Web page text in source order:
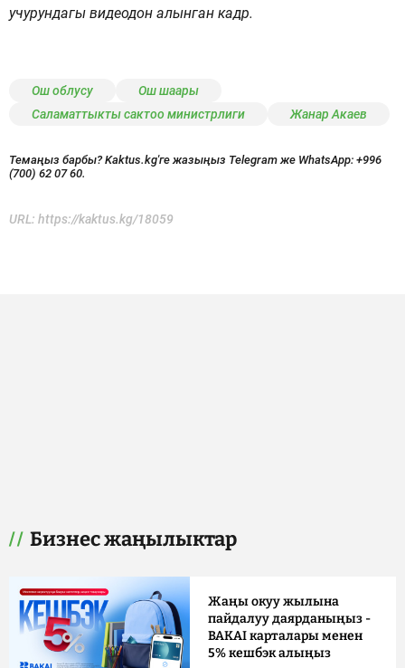
учурундагы видеодон алынган кадр.
Ош облусу
Ош шаары
Саламаттыкты сактоо министрлиги
Жанар Акаев
Темаңыз барбы? Kaktus.kg'ге жазыңыз Telegram же WhatsApp: +996
(700) 62 07 60.
URL: https://kaktus.kg/18059
Бизнес жаңылыктар
Жаңы окуу жылына
пайдалуу даярданыңыз -
BAKAI карталары менен
5% кешбэк алыңыз